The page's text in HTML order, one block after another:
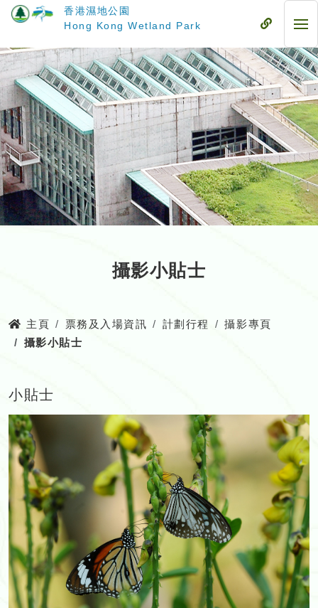
要
內
容
香港濕地公園
Hong Kong Wetland Park
流
式
目
錄
流
動
式
目
錄
攝影小貼士
主頁 票務及入場資訊 計劃行程
攝影專頁
攝影小貼士
小貼士